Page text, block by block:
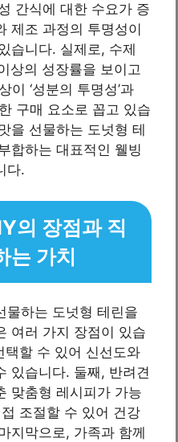
간식에 대한 수요가 증
제조 과정의 투명성이
습니다. 실제로, 수제
상의 성장률을 보이고
이 ‘성분의 투명성’과
구매 요소로 꼽고 있습
을 선물하는 도넛형 테
합하는 대표적인 웰빙
다.
의 장점과 직
는 가치
물하는 도넛형 테린을
여러 가지 장점이 있습
할 수 있어 신선도와
있습니다. 둘째, 반려견
맞춤형 레시피가 가능
조절할 수 있어 건강
지막으로, 가족과 함께